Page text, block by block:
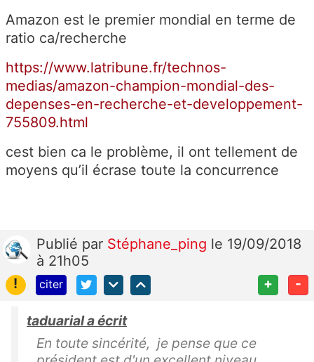
Amazon est le premier mondial en terme de
ratio ca/recherche
https://www.latribune.fr/technos-
medias/amazon-champion-mondial-des-
depenses-en-recherche-et-developpement-
755809.html
cest bien ca le problème, il ont tellement de
moyens qu’il écrase toute la concurrence
Publié par Stéphane_ping le 19/09/2018
à 21h05
!
citer + -
taduarial a écrit
En toute sincérité, je pense que ce